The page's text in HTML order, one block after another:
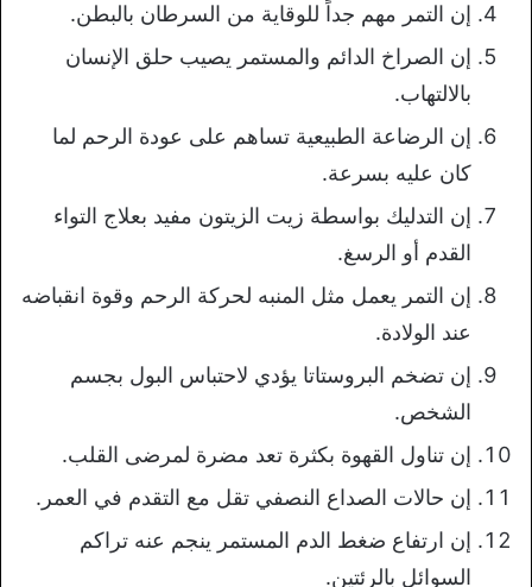
إن التمر مهم جداً للوقاية من السرطان بالبطن.
إن الصراخ الدائم والمستمر يصيب حلق الإنسان
بالالتهاب.
إن الرضاعة الطبيعية تساهم على عودة الرحم لما
كان عليه بسرعة.
إن التدليك بواسطة زيت الزيتون مفيد بعلاج التواء
القدم أو الرسغ.
إن التمر يعمل مثل المنبه لحركة الرحم وقوة انقباضه
عند الولادة.
إن تضخم البروستاتا يؤدي لاحتباس البول بجسم
الشخص.
إن تناول القهوة بكثرة تعد مضرة لمرضى القلب.
إن حالات الصداع النصفي تقل مع التقدم في العمر.
إن ارتفاع ضغط الدم المستمر ينجم عنه تراكم
السوائل بالرئتين.